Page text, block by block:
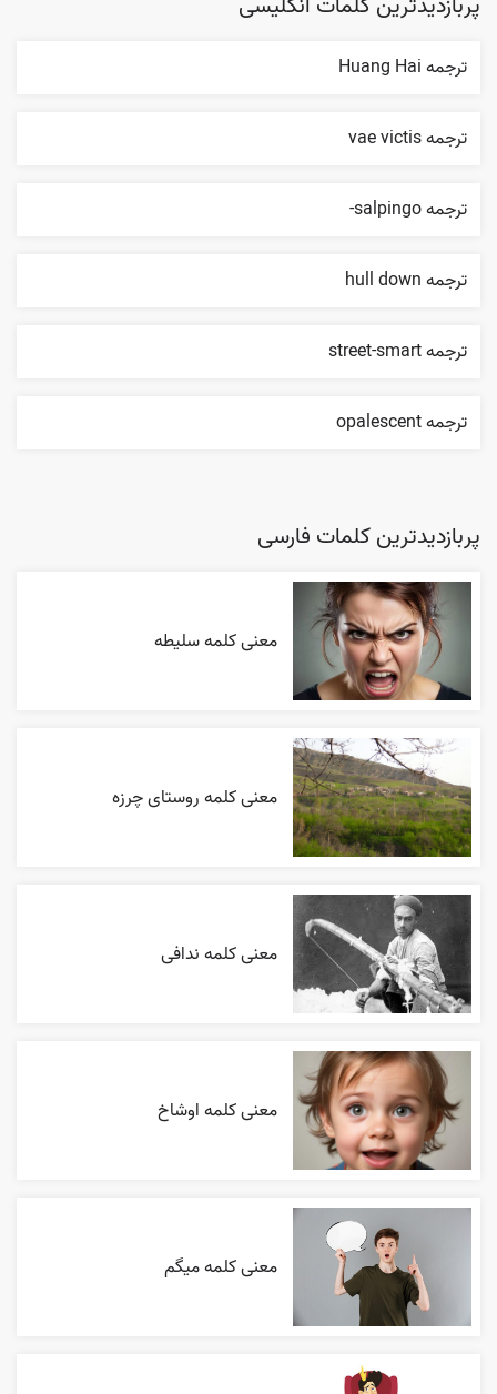
ترجمه Huang Hai
ترجمه vae victis
ترجمه salpingo-
ترجمه hull down
ترجمه street-smart
ترجمه opalescent
پربازدیدترین کلمات فارسی
معنی کلمه سلیطه
معنی کلمه روستای چرزه
معنی کلمه ندافی
معنی کلمه اوشاخ
معنی کلمه میگم